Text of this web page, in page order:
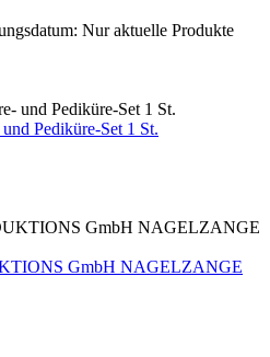
Nur aktuelle Produkte
Pediküre-Set 1 St.
GmbH NAGELZANGE